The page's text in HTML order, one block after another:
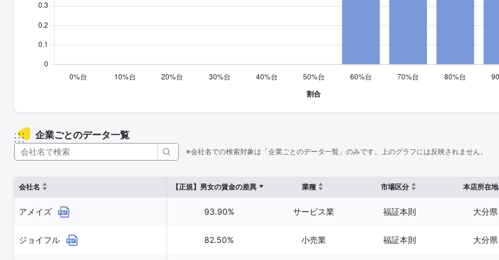
企業ごとのデータ一覧
※会社名での検索対象は「企業ごとのデータ一覧」のみです。上のグラフには反映されません。
会社名 【正規】男女の賃金の差異 業種 市場区分 本店所在地
アメイズ 93.90% サービス業 福証本則 大分県
ジョイフル 82.50% 小売業 福証本則 大分県